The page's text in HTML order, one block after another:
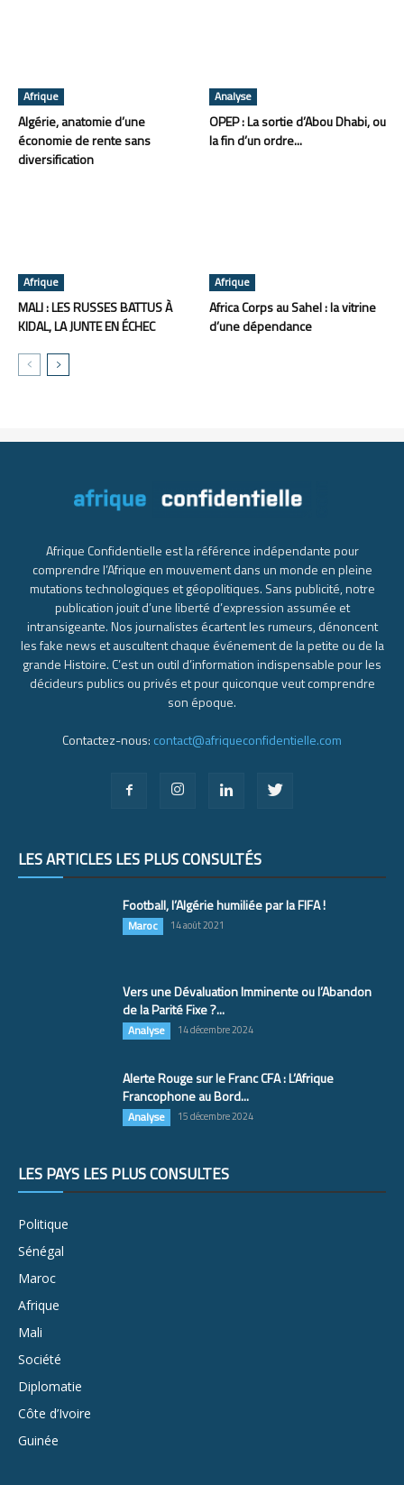
Afrique
Algérie, anatomie d’une
économie de rente sans
diversification
Analyse
OPEP : La sortie d’Abou Dhabi, ou
la fin d’un ordre...
Afrique
MALI : LES RUSSES BATTUS À
KIDAL, LA JUNTE EN ÉCHEC
Afrique
Africa Corps au Sahel : la vitrine
d’une dépendance
Afrique Confidentielle est la référence indépendante pour
comprendre l’Afrique en mouvement dans un monde en pleine
mutations technologiques et géopolitiques. Sans publicité, notre
publication jouit d’une liberté d’expression assumée et
intransigeante. Nos journalistes écartent les rumeurs, dénoncent
les fake news et auscultent chaque événement de la petite ou de la
grande Histoire. C’est un outil d’information indispensable pour les
décideurs publics ou privés et pour quiconque veut comprendre
son époque.
Contactez-nous: contact@afriqueconfidentielle.com
LES ARTICLES LES PLUS CONSULTÉS
Football, l’Algérie humiliée par la FIFA !
Maroc 14 août 2021
Vers une Dévaluation Imminente ou l’Abandon
de la Parité Fixe ?...
Analyse 14 décembre 2024
Alerte Rouge sur le Franc CFA : L’Afrique
Francophone au Bord...
Analyse 15 décembre 2024
LES PAYS LES PLUS CONSULTÉS
Politique
Sénégal
Maroc
Afrique
Mali
Société
Diplomatie
Côte d’Ivoire
Guinée